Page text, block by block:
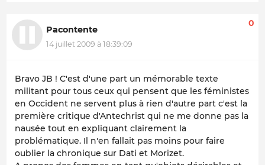
Pacontente
14 juillet 2009 à 18:39:09
0
Bravo JB ! C'est d'une part un mémorable texte
militant pour tous ceux qui pensent que les féministes
en Occident ne servent plus à rien d'autre part c'est la
première critique d'Antechrist qui ne me donne pas la
nausée tout en expliquant clairement la
problématique. Il n'en fallait pas moins pour faire
oublier la chronique sur Dati et Morizet.